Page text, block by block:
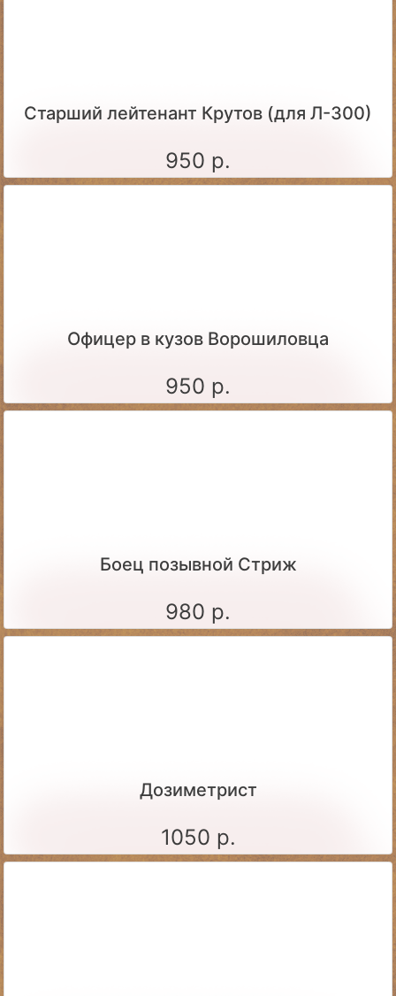
Старший лейтенант Крутов (для Л-300)
950 р.
Офицер в кузов Ворошиловца
950 р.
Боец позывной Стриж
980 р.
Дозиметрист
1050 р.